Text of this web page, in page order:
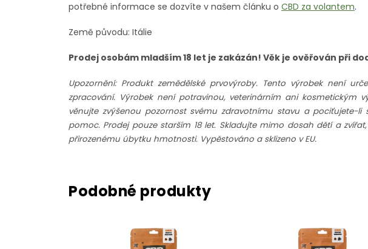
potřebné informace se dozvíte v našem článku o CBD za volantem.
Země původu: Itálie
Prodej osobám mladším 18 let je zakázán! Věk je ověřován při
Upozornění: Produkt zemědělské prvovýroby. Tento výrobek není
zpracování. Výrobek není potravinou, veterinárním ani kosmetickým
věnujte zvýšenou pozornost svému zdravotnímu stavu a pociťujete-li
pomoc. Prodej pouze starším 18 let. Skladujte mimo dosah dětí a
přirozenému úbytku hmotnosti. Vypěstováno a sklizeno v EU.